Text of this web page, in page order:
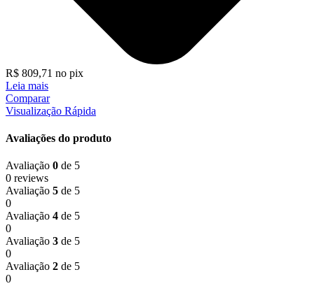
R$ 809,71 no pix
Leia mais
Comparar
Visualização Rápida
Avaliações do produto
Avaliação 0 de 5
0 reviews
Avaliação 5 de 5
0
Avaliação 4 de 5
0
Avaliação 3 de 5
0
Avaliação 2 de 5
0